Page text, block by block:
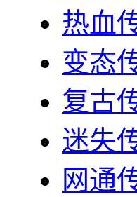
热血
变态
复古
迷失
网通